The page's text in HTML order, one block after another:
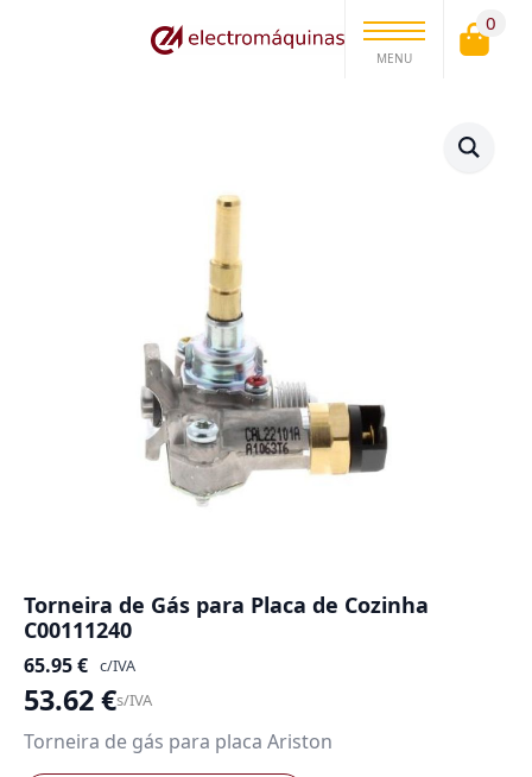
MENU
0
Torneira de Gás para Placa de Cozinha
C00111240
65.95€ c/IVA
53.62€s/IVA
Torneira de gás para placa Ariston